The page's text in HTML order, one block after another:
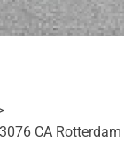
CA Rotterdam